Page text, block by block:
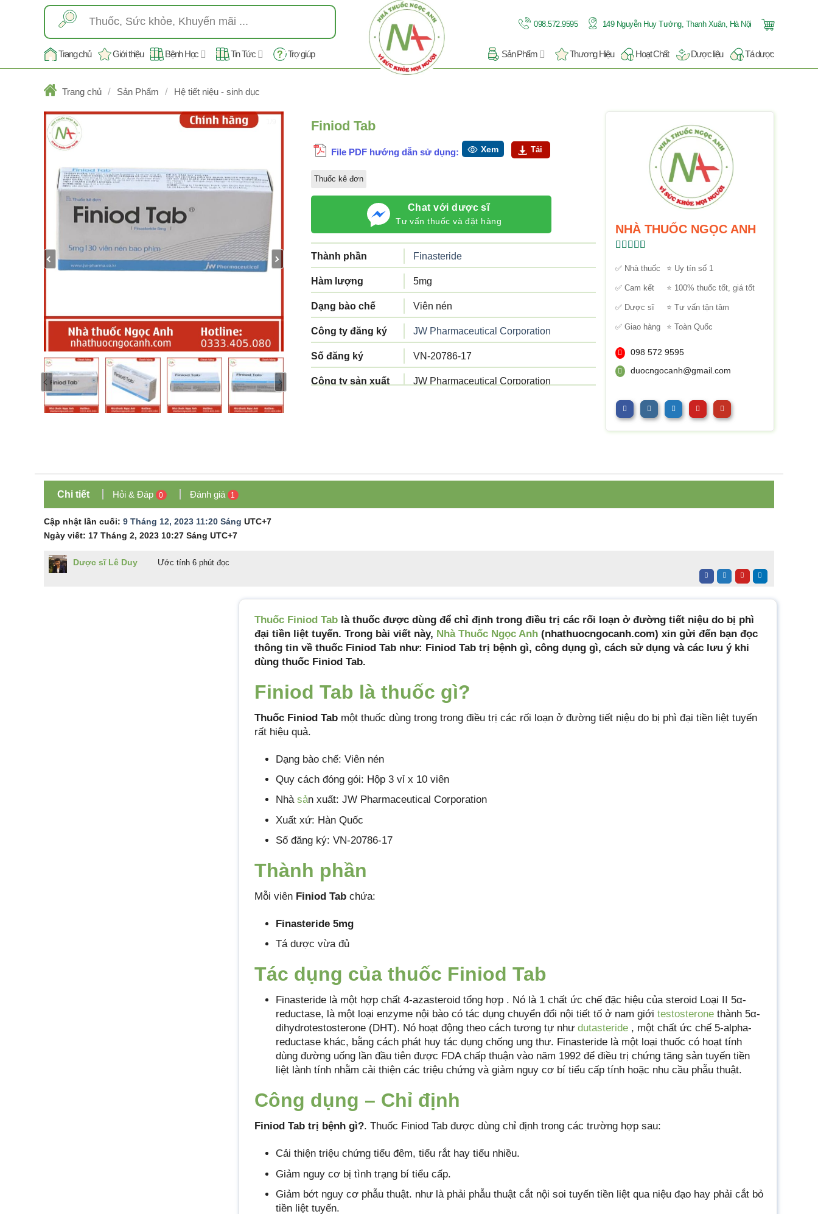
kiếm:
098.572.9595 149 Nguyễn Huy Tưởng, Thanh Xuân, Hà Nội
Trang chủ Giới thiệu Bệnh Học Tin Tức Trợ giúp Sản Phẩm Thương Hiệu Hoạt Chất Dược liệu Tá dược
Trang chủ / Sản Phẩm / Hệ tiết niệu - sinh dục
Chat với dược sĩ
Tư vấn thuốc và đặt hàng
Finiod Tab
File PDF hướng dẫn sử dụng: Xem Tải
Thuốc kê đơn
Thành phần Finasteride
Hàm lượng 5mg
Dạng bào chế Viên nén
Công ty đăng ký JW Pharmaceutical Corporation
Số đăng ký VN-20786-17
Công ty sản xuất JW Pharmaceutical Corporation
NHÀ THUỐC NGỌC ANH
hạng5.005
✅ Nhà thuốc ⭐ Uy tín số 1
✅ Cam kết ⭐ 100% thuốc tốt, giá tốt
✅ Dược sĩ ⭐ Tư vấn tận tâm
✅ Giao hàng ⭐ Toàn Quốc
098 572 9595
duocngocanh@gmail.com
Chi tiết Hỏi & Đáp 0 Đánh giá 1
Cập nhật lần cuối: 9 Tháng 12, 2023 11:20 Sáng UTC+7
Ngày viết: 17 Tháng 2, 2023 10:27 Sáng UTC+7
Dược sĩ Lê Duy Ước tính 6 phút đọc
Thuốc Finiod Tab là thuốc được dùng để chỉ định trong điều trị các rối loạn ở đường tiết niệu do bị phì
đại tiền liệt tuyến. Trong bài viết này, Nhà Thuốc Ngọc Anh (nhathuocngocanh.com) xin gửi đến bạn đọc
thông tin về thuốc Finiod Tab như: Finiod Tab trị bệnh gì, công dụng gì, cách sử dụng và các lưu ý khi
dùng thuốc Finiod Tab.
Finiod Tab là thuốc gì?
Thuốc Finiod Tab một thuốc dùng trong trong điều trị các rối loạn ở đường tiết niệu do bị phì đại tiền liệt tuyến
rất hiệu quả.
Dạng bào chế: Viên nén
Quy cách đóng gói: Hộp 3 vỉ x 10 viên
Nhà sản xuất: JW Pharmaceutical Corporation
Xuất xứ: Hàn Quốc
Số đăng ký: VN-20786-17
Thành phần
Mỗi viên Finiod Tab chứa:
Finasteride 5mg
Tá dược vừa đủ
Tác dụng của thuốc Finiod Tab
Finasteride là một hợp chất 4-azasteroid tổng hợp . Nó là 1 chất ức chế đặc hiệu của steroid Loại II 5α-
reductase, là một loại enzyme nội bào có tác dụng chuyển đổi nội tiết tố ở nam giới testosterone thành 5α-
dihydrotestosterone (DHT). Nó hoạt động theo cách tương tự như dutasteride , một chất ức chế 5-alpha-
reductase khác, bằng cách phát huy tác dụng chống ung thư. Finasteride là một loại thuốc có hoạt tính
dùng đường uống lần đầu tiên được FDA chấp thuận vào năm 1992 để điều trị chứng tăng sản tuyến tiền
liệt lành tính nhằm cải thiện các triệu chứng và giảm nguy cơ bí tiểu cấp tính hoặc nhu cầu phẫu thuật.
Công dụng – Chỉ định
Finiod Tab trị bệnh gì?. Thuốc Finiod Tab được dùng chỉ định trong các trường hợp sau:
Cải thiện triệu chứng tiểu đêm, tiểu rắt hay tiểu nhiều.
Giảm nguy cơ bị tình trạng bí tiểu cấp.
Giảm bớt nguy cơ phẫu thuật. như là phải phẫu thuật cắt nội soi tuyến tiền liệt qua niệu đạo hay phải cắt bỏ
tiền liệt tuyến.